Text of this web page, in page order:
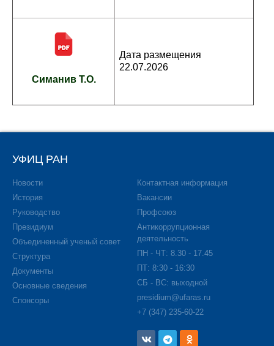
Симанив Т.О.
Дата размещения
22.07.2026
УФИЦ РАН
Новости
История
Руководство
Президиум
Объединенный ученый совет
Структура
Документы
Основные сведения
Спонсоры
Контактная информация
Вакансии
Профсоюз
Антикоррупционная
деятельность
ПН - ЧТ: 8.30 - 17.45
ПТ: 8:30 - 16:30
СБ - ВС: выходной
presidium@ufaras.ru
+7 (347) 235-60-22